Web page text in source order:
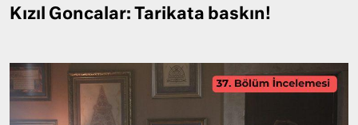
Kızıl Goncalar: Tarikata baskın!